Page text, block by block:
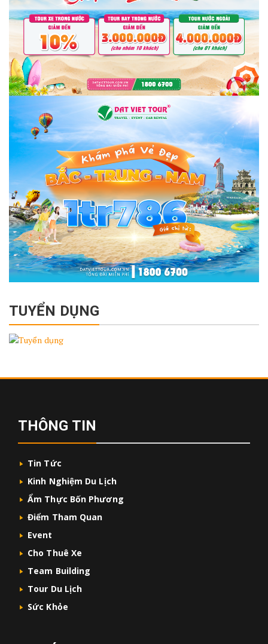
TUYỂN DỤNG
THÔNG TIN
Tin Tức
Kinh Nghiệm Du Lịch
Ẩm Thực Bốn Phương
Điểm Tham Quan
Event
Cho Thuê Xe
Team Building
Tour Du Lịch
Sức Khỏe